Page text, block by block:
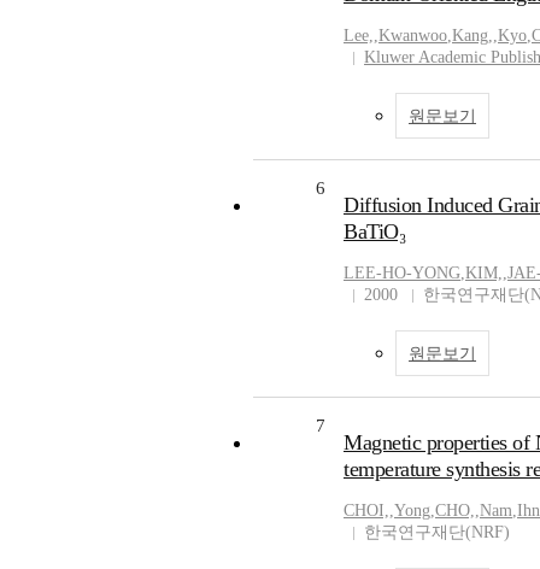
Lee,,Kwanwoo,Kang,,Kyo,
Kluwer Academic
원문보기
6
Diffusion Induced
BaTiO₃
LEE-HO-YONG,KIM,,
2000
한국연구재단
원문보기
7
Magnetic properties of
temperature synthesis
CHOI,,Yong,CHO,,Nam,Ihn
한국연구재단(NRF)